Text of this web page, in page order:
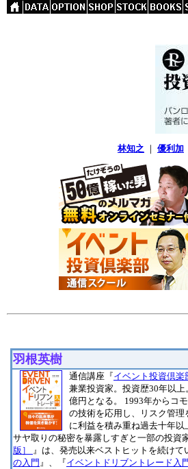
林知之 ｜ 優利加
羽根英樹
通信講座『イベント投資倶楽
兼業投資家。投資歴30年以
億円となる。 1993年からコ
の技術を応用し、リスク管
に利益を積み重ね過去十年
サヤ取りの秘密を暴露しすぎと一部の投資
版］ 』は、発売以来ベストヒットを続けて
の入門 』、『イベントドリブントレード入